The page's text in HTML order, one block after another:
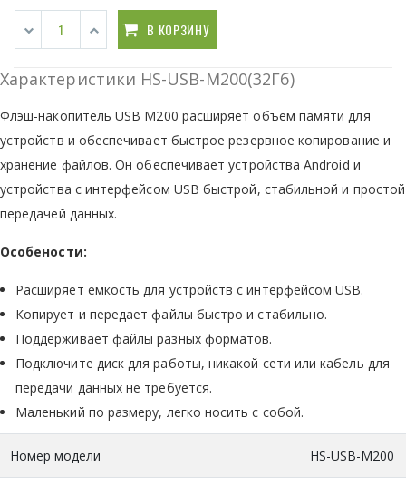
В КОРЗИНУ
Характеристики HS-USB-M200(32Гб)
Флэш-накопитель USB M200 расширяет объем памяти для
устройств и обеспечивает быстрое резервное копирование и
хранение файлов. Он обеспечивает устройства Android и
устройства с интерфейсом USB быстрой, стабильной и простой
передачей данных.
Особености:
Расширяет емкость для устройств с интерфейсом USB.
Копирует и передает файлы быстро и стабильно.
Поддерживает файлы разных форматов.
Подключите диск для работы, никакой сети или кабель для
передачи данных не требуется.
Маленький по размеру, легко носить с собой.
Номер модели HS-USB-M200